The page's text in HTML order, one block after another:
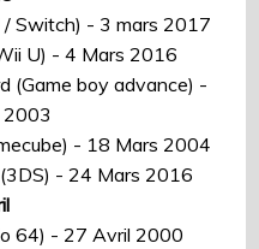
Switch) - 3 mars 2017
U) - 4 Mars 2016
(Game boy advance) -
2003
- 18 Mars 2004
- 24 Mars 2016
64) - 27 Avril 2000